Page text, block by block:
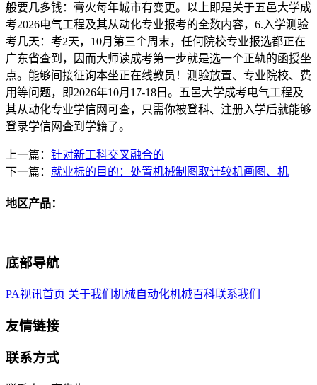
般要几多钱：膏火每年城市有变更。以上即是关于五邑大学成
考2026电气工程及其从动化专业报考的全数内容，6.入学测验
考几天：考2天，10月第三个周末，任何院校专业报选都正在
广东省查到，因而大师读成考第一步就是选一个正轨的函授坐
点。能够间接征询本坐正在线教员！测验放置、专业院校、费
用等问题，即2026年10月17-18日。五邑大学成考电气工程及
其从动化专业学信网可查，只需你被登科、注册入学后就能够
登录学信网查到学籍了。
上一篇： 针对新工科交叉融合的
下一篇： 就业标的目的：处置机械制图取计较机画图、机
地区产品：
底部导航
PA视讯首页 关于我们 机械自动化机械百科联系我们
友情链接
联系方式